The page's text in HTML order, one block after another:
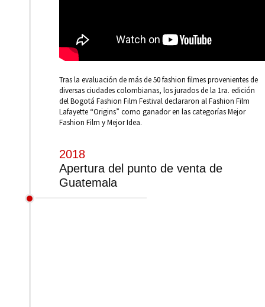
Tras la evaluación de más de 50 fashion filmes provenientes de
diversas ciudades colombianas, los jurados de la 1ra. edición
del Bogotá Fashion Film Festival declararon al Fashion Film
Lafayette “Origins” como ganador en las categorías Mejor
Fashion Film y Mejor Idea.
2018
Apertura del punto de venta de
Guatemala